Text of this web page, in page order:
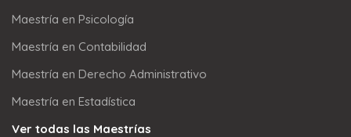
Maestría en Psicología
Maestría en Contabilidad
Maestría en Derecho Administrativo
Maestría en Estadística
Ver todas las Maestrías